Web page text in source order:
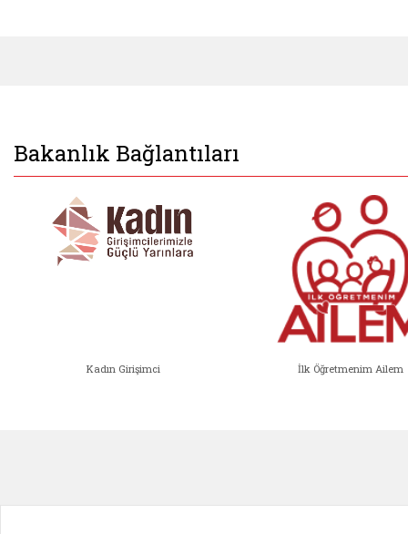
Bakanlık Bağlantıları
Kadın Girişimci İlk Öğretmenim Ailem